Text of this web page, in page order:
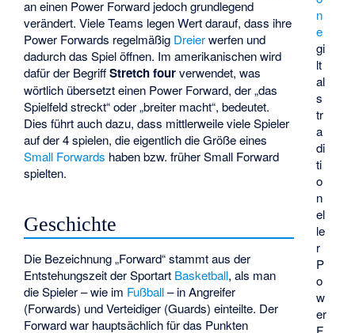
n
e
gi
lt
al
s
tr
a
di
ti
o
n
el
le
r
P
o
w
er
an einen Power Forward jedoch grundlegend
verändert. Viele Teams legen Wert darauf, dass ihre
Power Forwards regelmäßig Dreierwerfen und
dadurch das Spiel öffnen. Im amerikanischen wird
dafür der BegriffStretch fourverwendet, was
wörtlich übersetzt einen Power Forward, der „das
Spielfeld streckt“ oder „breiter macht“, bedeutet.
Dies führt auch dazu, dass mittlerweile viele Spieler
auf der 4 spielen, die eigentlich die Größe eines
Small Forwards haben bzw. früher Small Forward
spielten.
Geschichte
Die Bezeichnung „Forward“ stammt aus der
Entstehungszeit der Sportart Basketball, als man
die Spieler – wie im Fußball– in Angreifer
(Forwards) und Verteidiger (Guards) einteilte. Der
Forward war hauptsächlich für das Punkten